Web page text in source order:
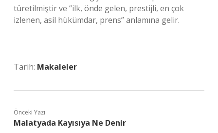
türetilmiştir ve “ilk, önde gelen, prestijli, en çok
izlenen, asil hükümdar, prens” anlamına gelir.
Tarih: Makaleler
Önceki Yazı
Malatyada Kayısıya Ne Denir